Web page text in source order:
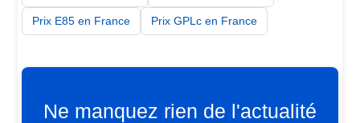
Prix E85 en France Prix GPLc en France
Ne manquez rien de l'actualité